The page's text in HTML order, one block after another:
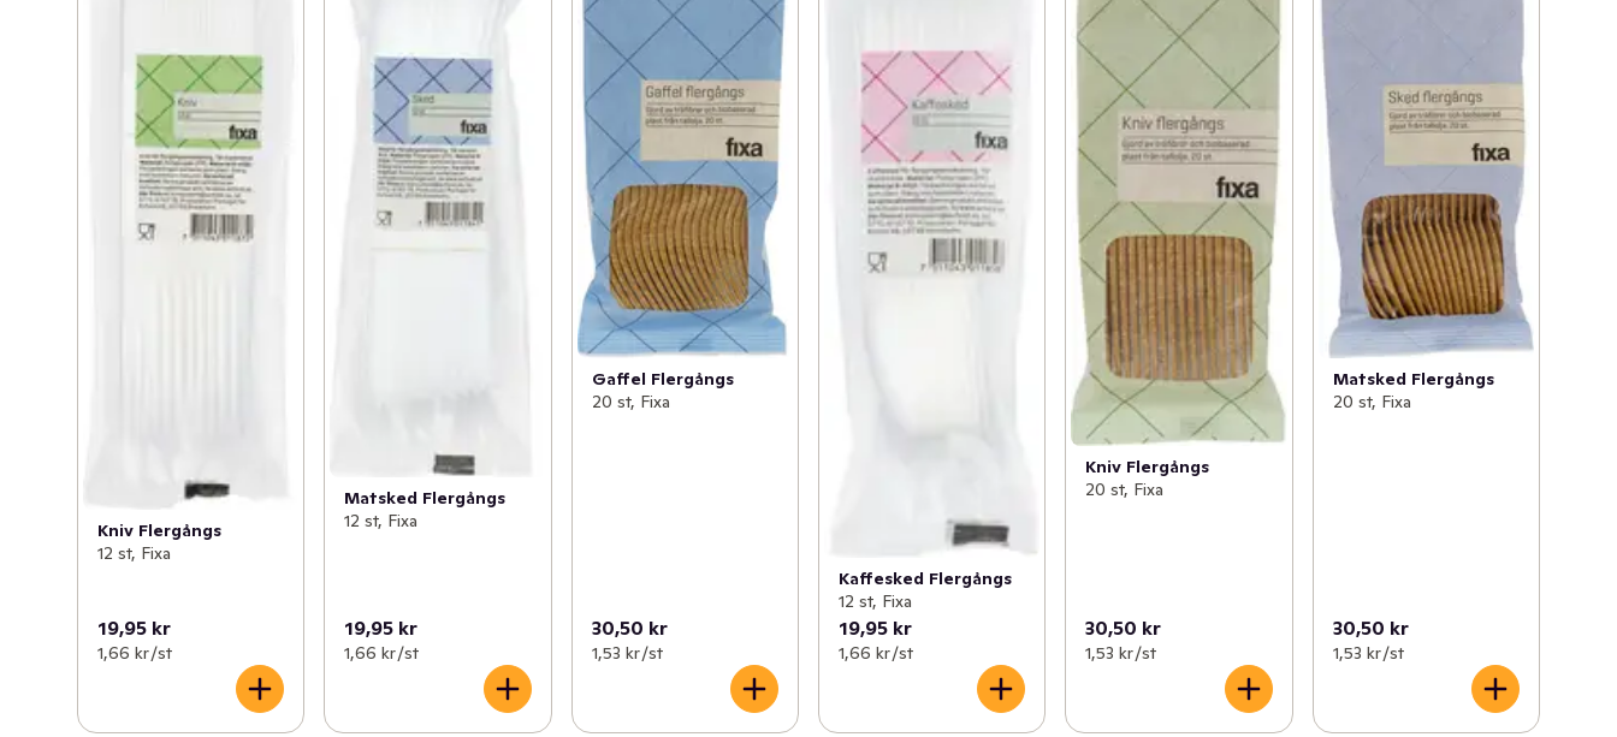
Kniv Flergångs
12 st, Fixa
19,95 kr
1,66 kr /st
Matsked Flergångs
12 st, Fixa
19,95 kr
1,66 kr /st
Gaffel Flergångs
20 st, Fixa
30,50 kr
1,53 kr /st
Kaffesked Flergångs
12 st, Fixa
19,95 kr
1,66 kr /st
Kniv Flergångs
20 st, Fixa
30,50 kr
1,53 kr /st
Matsked Flergångs
20 st, Fixa
30,50 kr
1,53 kr /st